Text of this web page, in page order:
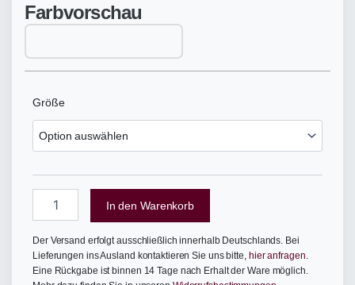
Farbvorschau
Größe
262
Åkergul
Menge
In den Warenkorb
Der Versand erfolgt ausschließlich innerhalb Deutschlands. Bei
Lieferungen ins Ausland kontaktieren Sie uns bitte, hier anfragen.
Eine Rückgabe ist binnen 14 Tage nach Erhalt der Ware möglich.